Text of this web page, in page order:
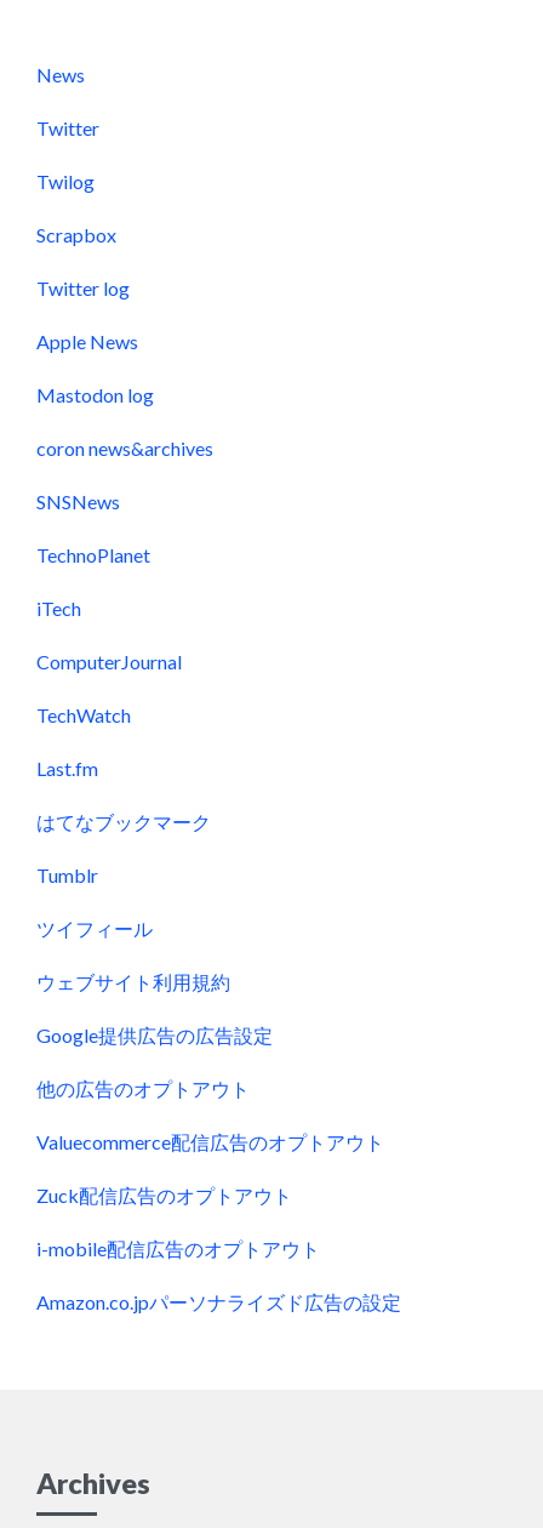
News
Twitter
Twilog
Scrapbox
Twitter log
Apple News
Mastodon log
coron news&archives
SNSNews
TechnoPlanet
iTech
ComputerJournal
TechWatch
Last.fm
はてなブックマーク
Tumblr
ツイフィール
ウェブサイト利用規約
Google提供広告の広告設定
他の広告のオプトアウト
Valuecommerce配信広告のオプトアウト
Zuck配信広告のオプトアウト
i-mobile配信広告のオプトアウト
Amazon.co.jpパーソナライズド広告の設定
Archives